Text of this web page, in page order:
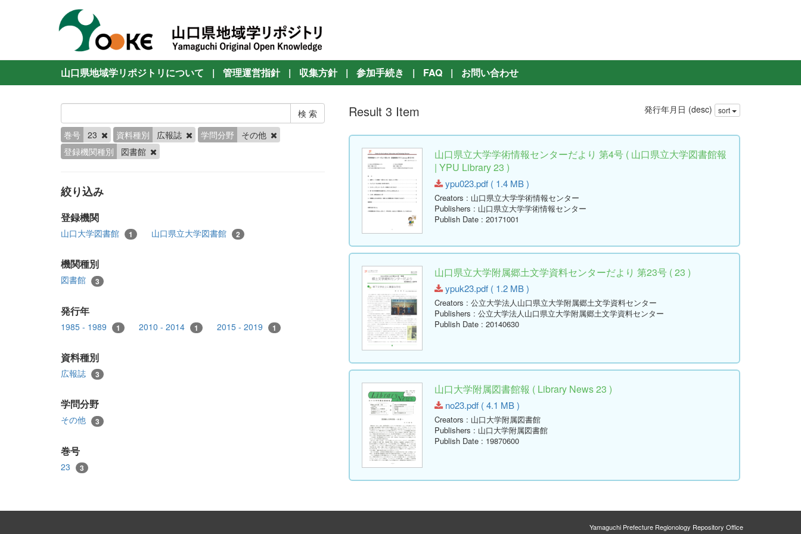
山口県地域学リポジトリについて | 管理運営指針 | 収集方針 | 参加手続き | FAQ | お問い合わせ
巻号 23 資料種別 広報誌 学問分野
その他
登録機関種別
図書館
絞り込み
登録機関
山口大学図書館 1 山口県立大学図書館 2
機関種別
図書館 3
発行年
1985 - 1989 1 2010 - 2014 1 2015 - 2019 1
資料種別
広報誌 3
学問分野
その他 3
巻号
23 3
Result 3 Item 発行年月日 (desc) sort
山口県立大学学術情報センターだより 第4号 ( 山口県立大学図書館報
| YPU Library 23 )
ypu023.pdf ( 1.4 MB )
Creators : 山口県立大学学術情報センター
Publishers : 山口県立大学学術情報センター
Publish Date : 20171001
山口県立大学附属郷土文学資料センターだより 第23号 ( 23 )
ypuk23.pdf ( 1.2 MB )
Creators : 公立大学法人山口県立大学附属郷土文学資料センター
Publishers : 公立大学法人山口県立大学附属郷土文学資料センター
Publish Date : 20140630
山口大学附属図書館報 ( Library News 23 )
no23.pdf ( 4.1 MB )
Creators : 山口大学附属図書館
Publishers : 山口大学附属図書館
Publish Date : 19870600
Yamaguchi Prefecture Regionology Repository Office